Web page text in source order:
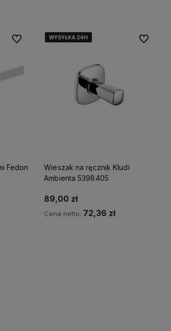
Fedon
Do ulubionychWYSYŁKA 24H
WYSYŁKA 24H
WYSYŁKA 24H
WYSYŁKA 24H
WYSYŁKA 24H
Wieszak na ręcznik Kludi
Ambienta 5398405
89,00 zł
Cena netto: 72,36 zł
Do